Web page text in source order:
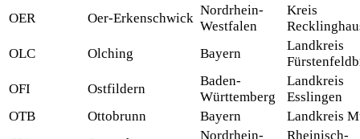
OER Oer-Erkenschwick
Nordrhein-
Westfalen
Kreis
OLC
Olching Bayern
Landkreis
OFI
Ostfildern
Baden-
Württemberg
Landkreis
Esslingen
OTB
Ottobrunn Bayern
Landkreis
Nordrhein-
Rheinisch-